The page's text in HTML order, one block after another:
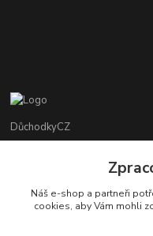
DůchodkyCZ
+420 412384749
objednavky@duchodky.cz
Náš e-shop a partneři
cookies, aby Vám mohli